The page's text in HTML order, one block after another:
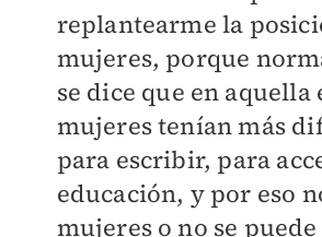
replantearme la
mujeres, porque
se dice que en aquella
mujeres tenían más
para escribir, para
educación, y por eso
mujeres o no se